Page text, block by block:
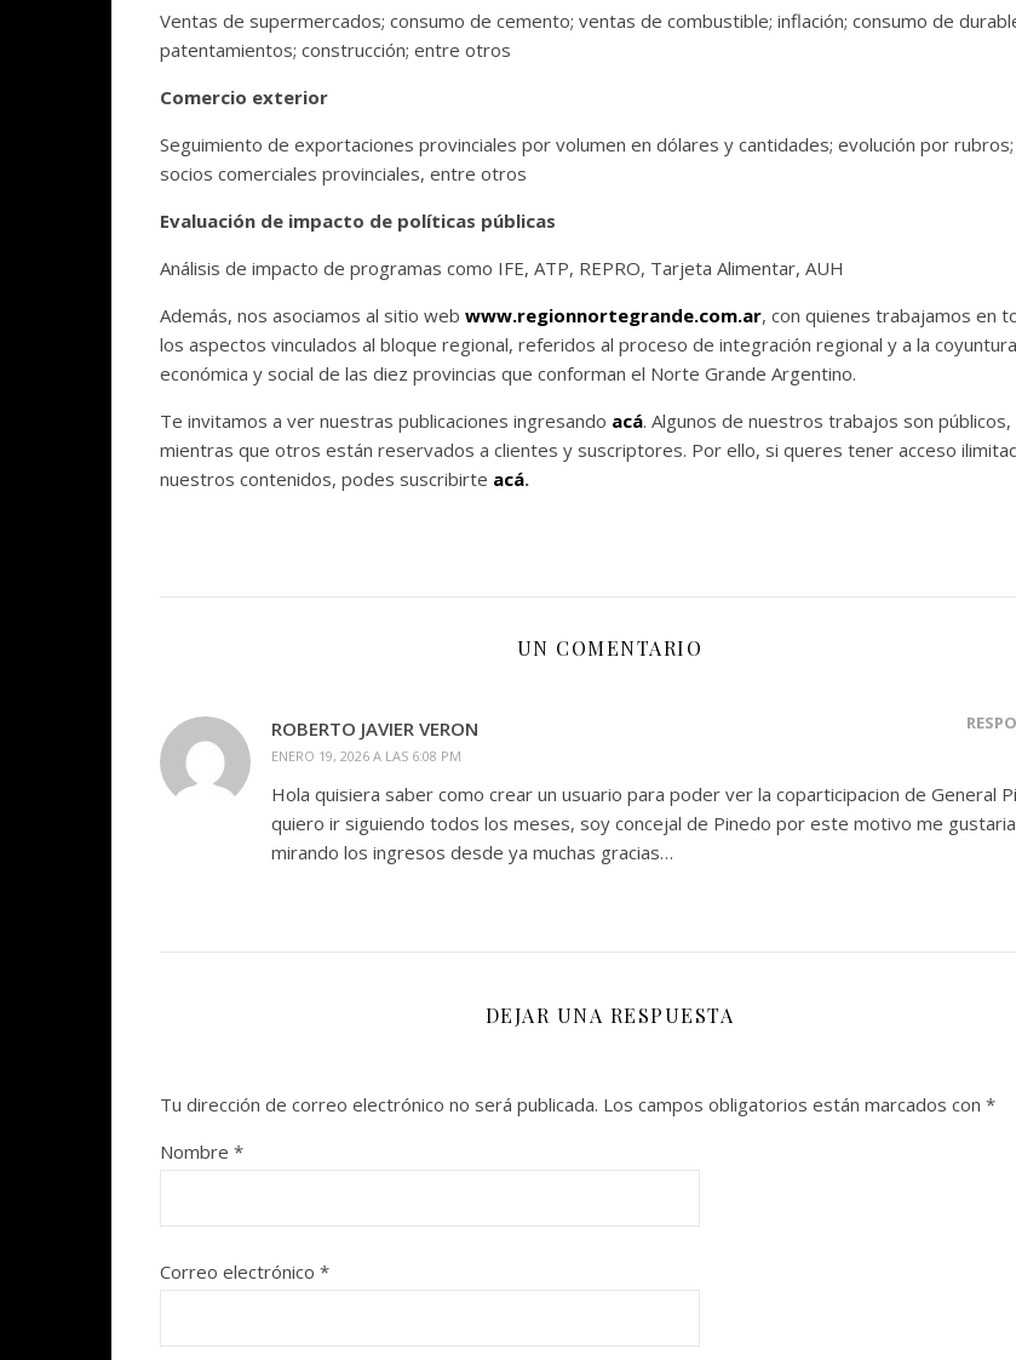
Ventas de supermercados; consumo de cemento; ventas de combustible; inflación; consumo de
patentamientos; construcción; entre otros
Comercio exterior
Seguimiento de exportaciones provinciales por volumen en dólares y cantidades; evolución por rubros;
socios comerciales provinciales, entre otros
Evaluación de impacto de políticas públicas
Análisis de impacto de programas como IFE, ATP, REPRO, Tarjeta Alimentar, AUH
Además, nos asociamos al sitio web www.regionnortegrande.com.ar, con quienes trabajamos en
los aspectos vinculados al bloque regional, referidos al proceso de integración regional y a la coyuntura
económica y social de las diez provincias que conforman el Norte Grande Argentino.
Te invitamos a ver nuestras publicaciones ingresando acá. Algunos de nuestros trabajos son públicos,
mientras que otros están reservados a clientes y suscriptores. Por ello, si queres tener acceso
nuestros contenidos, podes suscribirte acá.
UN COMENTARIO
ROBERTO JAVIER VERON
ENERO 19, 2026 A LAS 6:08 PM
Hola quisiera saber como crear un usuario para poder ver la coparticipacion de General
quiero ir siguiendo todos los meses, soy concejal de Pinedo por este motivo me
mirando los ingresos desde ya muchas gracias…
DEJAR UNA RESPUESTA
Tu dirección de correo electrónico no será publicada. Los campos obligatorios están marcados con *
Nombre *
Correo electrónico *